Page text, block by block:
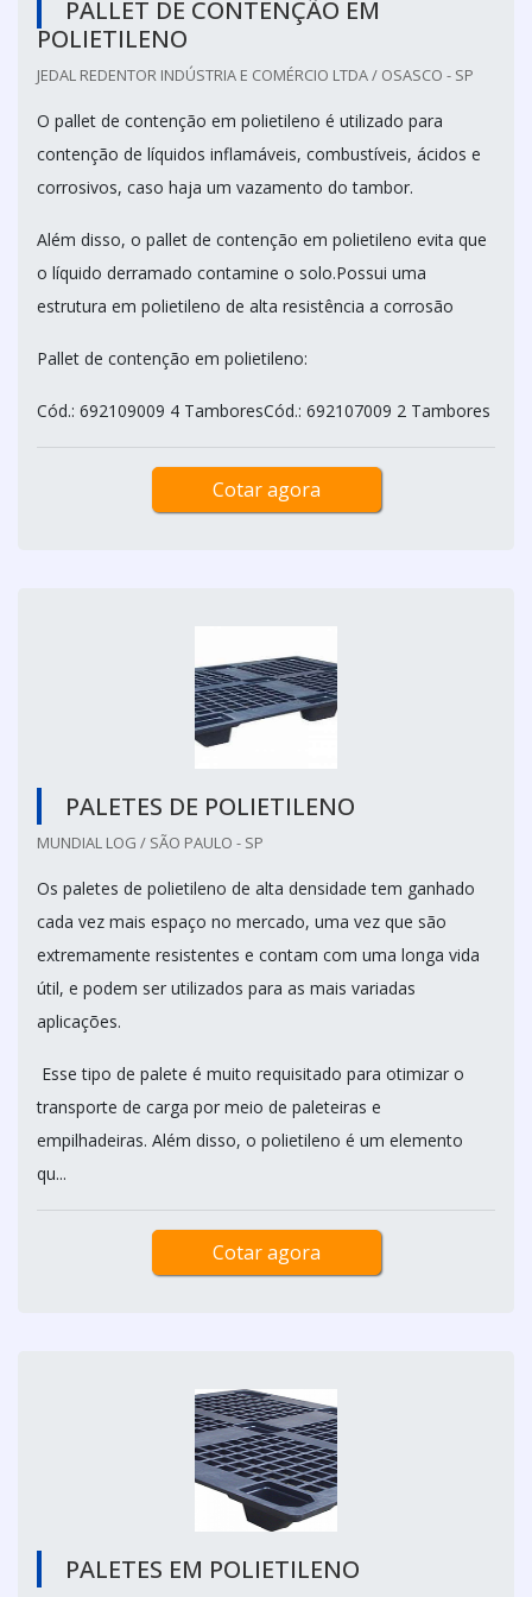
PALLET DE CONTENÇÃO EM
POLIETILENO
JEDAL REDENTOR INDÚSTRIA E COMÉRCIO LTDA / OSASCO - SP
O pallet de contenção em polietileno é utilizado para
contenção de líquidos inflamáveis, combustíveis, ácidos e
corrosivos, caso haja um vazamento do tambor.
Além disso, o pallet de contenção em polietileno evita que
o líquido derramado contamine o solo.Possui uma
estrutura em polietileno de alta resistência a corrosão
Pallet de contenção em polietileno:
Cód.: 692109009 4 TamboresCód.: 692107009 2 Tambores
Cotar agora
PALETES DE POLIETILENO
MUNDIAL LOG / SÃO PAULO - SP
Os paletes de polietileno de alta densidade tem ganhado
cada vez mais espaço no mercado, uma vez que são
extremamente resistentes e contam com uma longa vida
útil, e podem ser utilizados para as mais variadas
aplicações.
Esse tipo de palete é muito requisitado para otimizar o
transporte de carga por meio de paleteiras e
empilhadeiras. Além disso, o polietileno é um elemento
qu...
Cotar agora
PALETES EM POLIETILENO